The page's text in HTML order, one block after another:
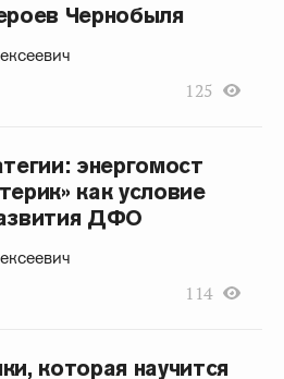
Чернобыля
125
энергомост
как условие
ДФО
114
которая научится